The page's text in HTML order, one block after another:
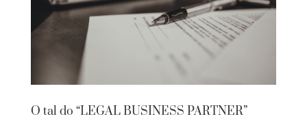
O tal do “LEGAL BUSINESS PARTNER”